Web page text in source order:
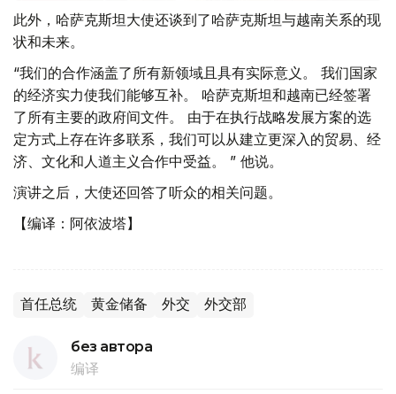
此外，哈萨克斯坦大使还谈到了哈萨克斯坦与越南关系的现
状和未来。
“我们的合作涵盖了所有新领域且具有实际意义。 我们国家
的经济实力使我们能够互补。 哈萨克斯坦和越南已经签署
了所有主要的政府间文件。 由于在执行战略发展方案的选
定方式上存在许多联系，我们可以从建立更深入的贸易、经
济、文化和人道主义合作中受益。 ” 他说。
演讲之后，大使还回答了听众的相关问题。
【编译：阿依波塔】
首任总统 黄金储备 外交 外交部
без автора
编译